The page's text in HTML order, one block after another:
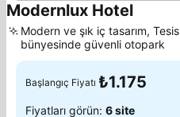
Modernlux Hotel
Modern ve şık iç tasarım, Tesis
bünyesinde güvenli otopark
Başlangıç Fiyatı ₺1.175
Fiyatları görün: 6 site